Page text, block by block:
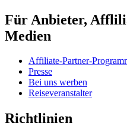
Für Anbieter,
Medien
Affiliate-Partner-
Presse
Bei uns werben
Reiseveranstalter
Richtlinien